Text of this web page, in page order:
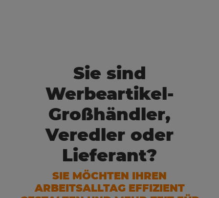
Sie sind
Werbeartikel-
Großhändler,
Veredler oder
Lieferant?
SIE MÖCHTEN IHREN
ARBEITSALLTAG EFFIZIENT